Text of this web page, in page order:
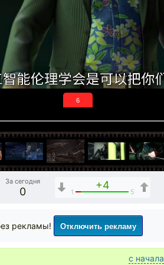
6
За сегодня
0
+4
1 5
рекламы! Отключить рекламу
с начала